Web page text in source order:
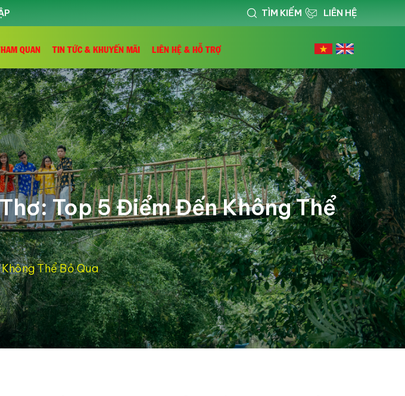
TÌM KIẾM LIÊN HỆ
QUAN TIN TỨC & KHUYẾN MÃI LIÊN HỆ & HỖ TRỢ
Top 5 Điểm Đến Không Thể
Thể Bỏ Qua